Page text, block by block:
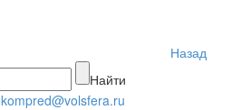
Назад
Найти
kompred@volsfera.ru